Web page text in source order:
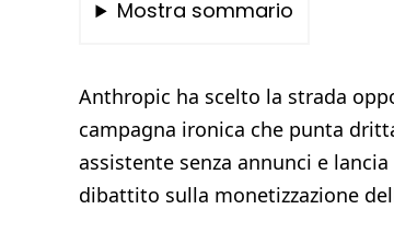
Mostra sommario
Anthropic ha scelto la strada
campagna ironica che punta
assistente senza annunci e
dibattito sulla monetizzazione